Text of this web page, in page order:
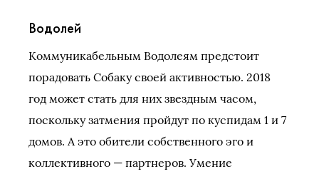
Водолей
Коммуникабельным Водолеям предстоит
порадовать Собаку своей активностью. 2018
год может стать для них звездным часом,
поскольку затмения пройдут по куспидам 1 и 7
домов. А это обители собственного эго и
коллективного — партнеров. Умение